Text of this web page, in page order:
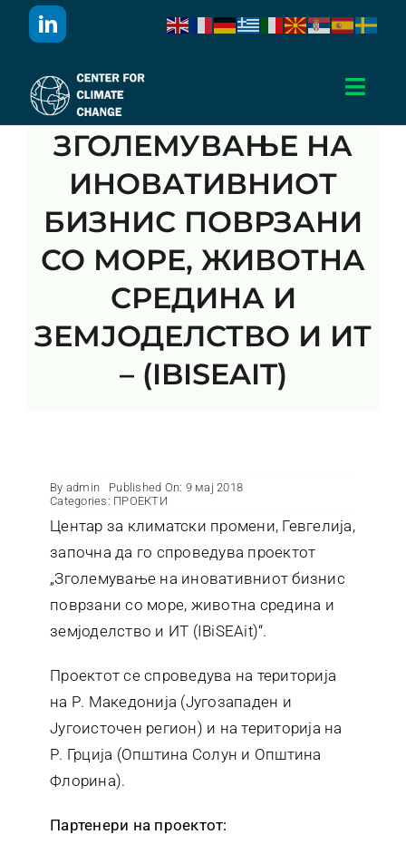
Дома
Активности
ЗГОЛЕМУВАЊЕ НА
ИНОВАТИВНИОТ
БИЗНИС ПОВРЗАНИ
СО МОРЕ, ЖИВОТНА
СРЕДИНА И
ЗЕМЈОДЕЛСТВО И ИТ
– (IBISEAIT)
By admin
Published On: 9 мај 2018
Categories: ПРОЕКТИ
Центар за климатски промени, Гевгелија,
започна да го спроведува проектот
„Зголемување на иновативниот бизнис
поврзани со море, животна средина и
земјоделство и ИТ (IBiSEAit)“.
Проектот се спроведува на територија
на Р. Македонија (Југозападен и
Југоисточен регион) и на територија на
Р. Грција (Општина Солун и Општина
Флорина).
Партенери на проектот: